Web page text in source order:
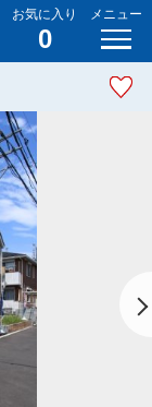
お気に入り
0
メニュー